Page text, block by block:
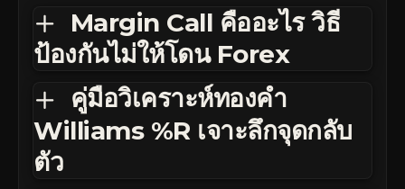
Margin Call คืออะไร วิธี
ป้องกันไม่ให้โดน Forex
คู่มือวิเคราะห์ทองคำ
Williams %R เจาะลึกจุดกลับ
ตัว